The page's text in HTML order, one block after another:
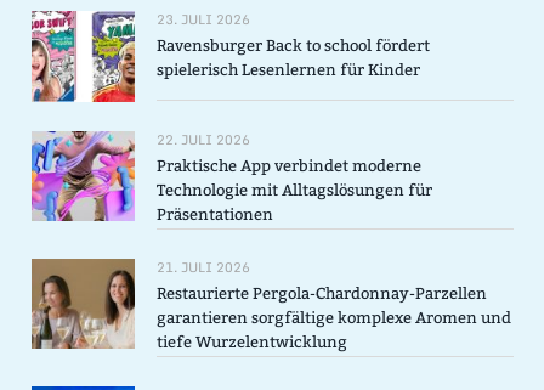
23. JULI 2026
Ravensburger Back to school fördert
spielerisch Lesenlernen für Kinder
22. JULI 2026
Praktische App verbindet moderne
Technologie mit Alltagslösungen für
Präsentationen
21. JULI 2026
Restaurierte Pergola-Chardonnay-Parzellen
garantieren sorgfältige komplexe Aromen und
tiefe Wurzelentwicklung